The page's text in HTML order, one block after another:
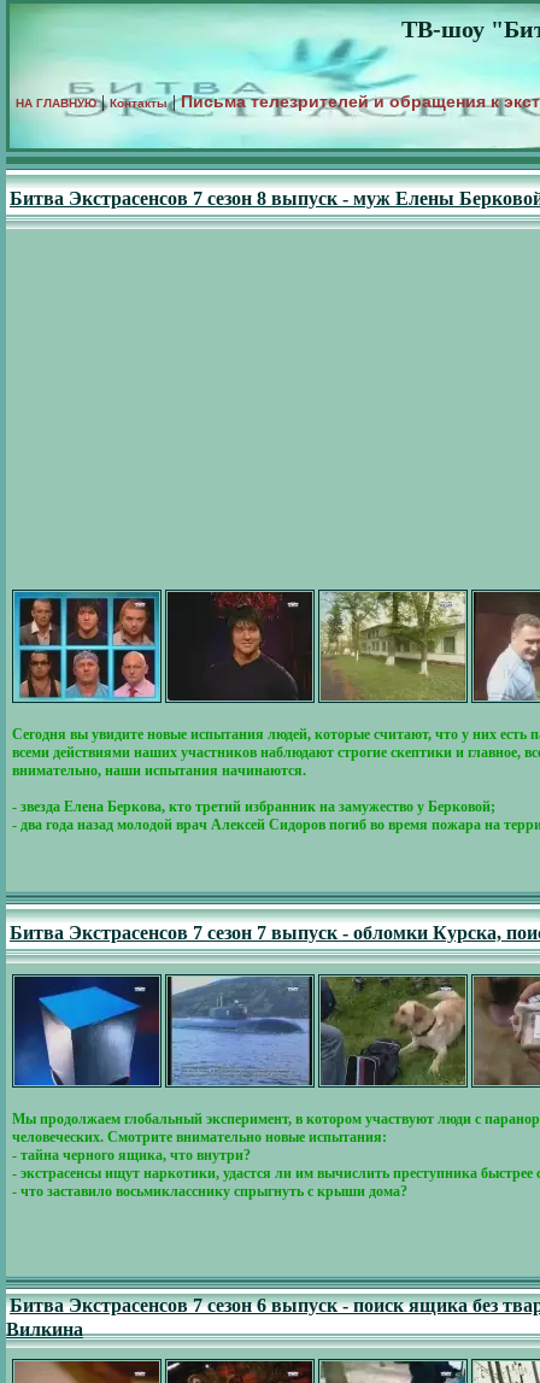
ТВ-шоу
НА ГЛАВНУЮ|Контакты|Письма телезрителей и обращения к
Битва Экстрасенсов 7 сезон 8 выпуск - муж Елены
Сегодня вы увидите новые испытания людей, которые считают, что у них
всеми действиями наших участников наблюдают строгие скептики и главное,
внимательно, наши испытания начинаются.
- звезда Елена Беркова, кто третий избранник на замужество у Берковой;
- два года назад молодой врач Алексей Сидоров погиб во время пожара на
Битва Экстрасенсов 7 сезон 7 выпуск - обломки Курска,
Мы продолжаем глобальный эксперимент, в котором участвуют люди с
человеческих. Смотрите внимательно новые испытания:
- тайна черного ящика, что внутри?
- экстрасенсы ищут наркотики, удастся ли им вычислить преступника
- что заставило восьмикласснику спрыгнуть с крыши дома?
Битва Экстрасенсов 7 сезон 6 выпуск - поиск ящика без
Вилкина